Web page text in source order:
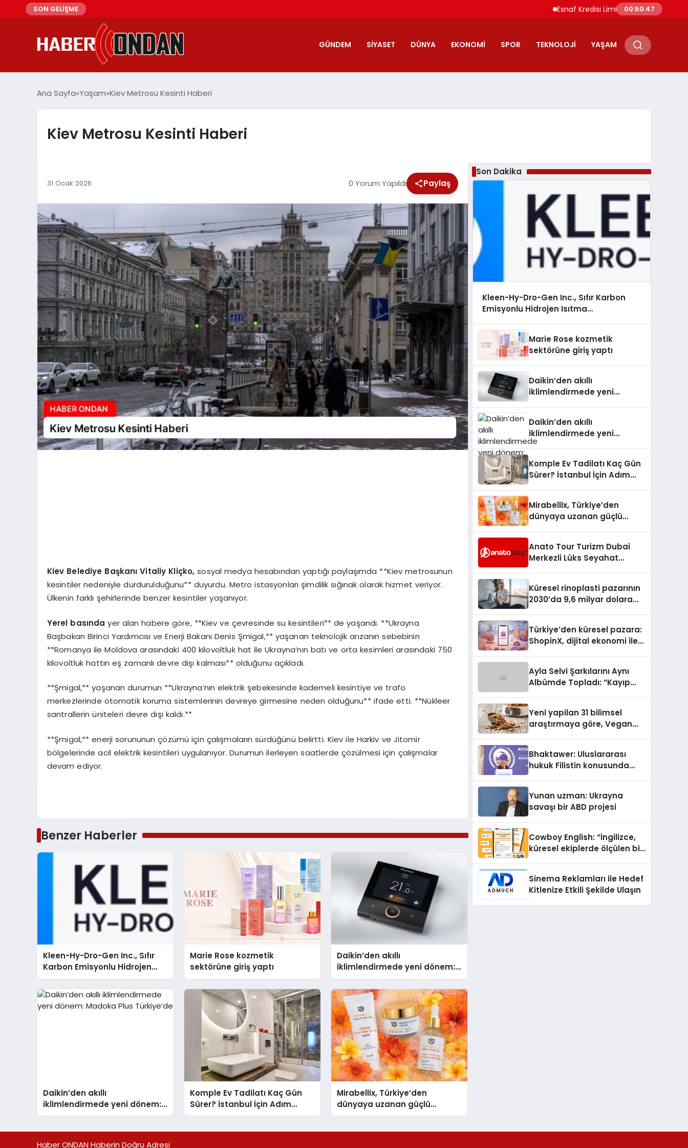
SON GELİŞME Esnaf Kredisi Limitleri ve Vade Süreleri
00:50:48
GÜNDEM SIYASET DÜNYA EKONOMI SPOR TEKNOLOJI YAŞAM
Ana Sayfa Yaşam Kiev Metrosu Kesinti Haberi
Kiev Metrosu Kesinti Haberi
31 Ocak 2026 0 Yorum Yapıldı Paylaş
Kiev Belediye Başkanı Vitaliy Kliçko, sosyal medya hesabından yaptığı paylaşımda **Kiev metrosunun
kesintiler nedeniyle durdurulduğunu** duyurdu. Metro istasyonları şimdilik sığınak olarak hizmet veriyor.
Ülkenin farklı şehirlerinde benzer kesintiler yaşanıyor.
Yerel basında yer alan habere göre, **Kiev ve çevresinde su kesintileri** de yaşandı. **Ukrayna
Başbakan Birinci Yardımcısı ve Enerji Bakanı Denis Şmigal,** yaşanan teknolojik arızanın sebebinin
**Romanya ile Moldova arasındaki 400 kilovoltluk hat ile Ukrayna’nın batı ve orta kesimleri arasındaki 750
kilovoltluk hattın eş zamanlı devre dışı kalması** olduğunu açıkladı.
**Şmigal,** yaşanan durumun **Ukrayna’nın elektrik şebekesinde kademeli kesintiye ve trafo
merkezlerinde otomatik koruma sistemlerinin devreye girmesine neden olduğunu** ifade etti. **Nükleer
santrallerin üniteleri devre dışı kaldı.**
**Şmigal,** enerji sorununun çözümü için çalışmaların sürdüğünü belirtti. Kiev ile Harkiv ve Jitomir
bölgelerinde acil elektrik kesintileri uygulanıyor. Durumun ilerleyen saatlerde çözülmesi için çalışmalar
devam ediyor.
Benzer Haberler
Kleen-Hy-Dro-Gen Inc., Sıfır
Karbon Emisyonlu Hidrojen
Isıtma Teknolojisinde ISO ve
TSSA Düzenleyici Onaylarını
Aldı
Marie Rose kozmetik
sektörüne giriş yaptı
Daikin’den akıllı
iklimlendirmede yeni dönem:
Madoka Plus Türkiye’de
Daikin’den akıllı
iklimlendirmede yeni dönem:
Madoka Plus Türkiye’de
Komple Ev Tadilatı Kaç Gün
Sürer? İstanbul İçin Adım
Adım Tadilat Süreci Rehberi
Mirabellix, Türkiye’den
dünyaya uzanan güçlü
büyümesini sürdürüyor
Son Dakika
Kleen-Hy-Dro-Gen Inc., Sıfır Karbon
Emisyonlu Hidrojen Isıtma
Onaylarını Aldı
Marie Rose kozmetik
sektörüne giriş yaptı
Daikin’den akıllı
iklimlendirmede yeni
Daikin’den akıllı
iklimlendirmede yeni
dönem: Madoka Plus
Komple Ev Tadilatı Kaç Gün
Sürer? İstanbul İçin Adım
Mirabellix, Türkiye’den
dünyaya uzanan güçlü
Anato Tour Turizm Dubai
Merkezli Lüks Seyahat
Küresel rinoplasti pazarının
2030’da 9,6 milyar dolara
Türkiye’den küresel pazara:
ShopinX, dijital ekonomi ile
Ayla Selvi Şarkılarını Aynı
Albümde Topladı: “Kayıp
Yeni yapilan 31 bilimsel
araştırmaya göre, Vegan
Sindirildiğini Ortaya Koydu
Bhaktawer: Uluslararası
hukuk Filistin konusunda
Yunan uzman: Ukrayna
savaşı bir ABD projesi
Cowboy English: “İngilizce,
küresel ekiplerde ölçülen bir
Sinema Reklamları ile Hedef
Kitlenize Etkili Şekilde Ulaşın
Haber ONDAN Haberin Doğru Adresi